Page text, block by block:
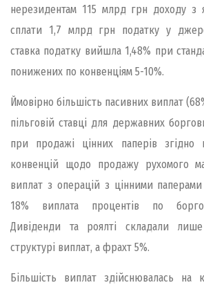
нерезидентам 115 млрд грн доходу з
сплати 1,7 млрд грн податку у
ставка податку вийшла 1,48% при
понижених по конвенціям 5-10%.
Ймовірно більшість пасивних виплат
пільговій ставці для державних
при продажі цінних паперів згідно
конвенцій щодо продажу рухомого
виплат з операцій з цінними
18% виплата процентів по
Дивіденди та роялті складали
структурі виплат, а фрахт 5%.
Більшість виплат здійснювалась на